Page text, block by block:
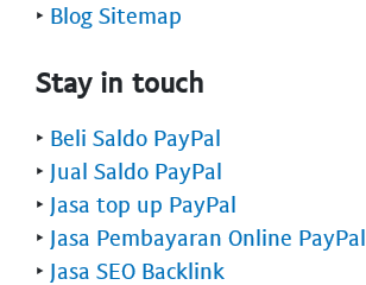
‣ Blog Sitemap
Stay in touch
‣ Beli Saldo PayPal
‣ Jual Saldo PayPal
‣ Jasa top up PayPal
‣ Jasa Pembayaran Online PayPal
‣ Jasa SEO Backlink